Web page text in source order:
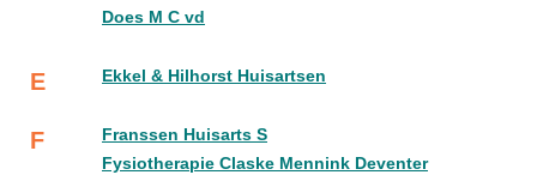
Does M C vd
E Ekkel & Hilhorst Huisartsen
F
Franssen Huisarts S
Fysiotherapie Claske Mennink Deventer